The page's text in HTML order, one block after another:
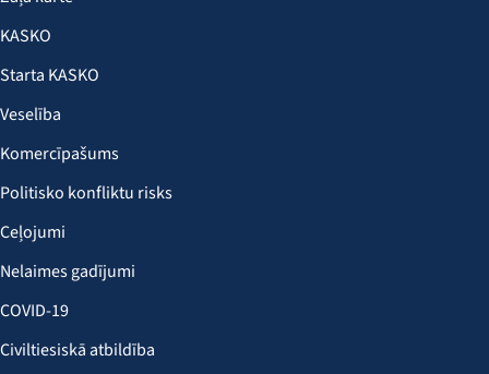
KASKO
Starta KASKO
Veselība
Komercīpašums
Politisko konfliktu risks
Ceļojumi
Nelaimes gadījumi
COVID-19
Civiltiesiskā atbildība